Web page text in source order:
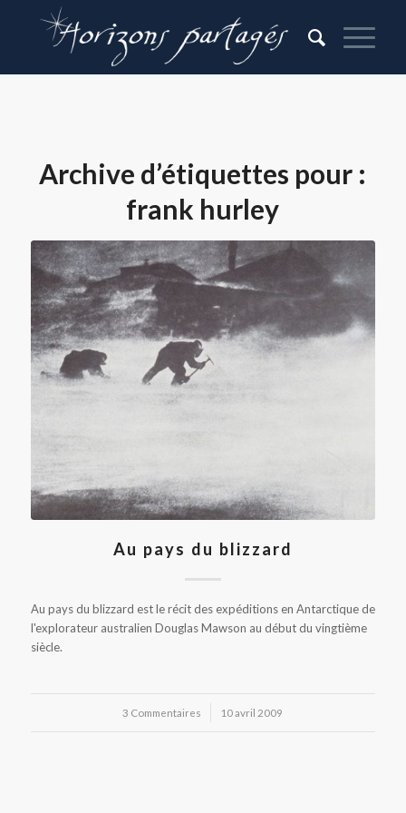
Archive d’étiquettes pour :
frank hurley
Au pays du blizzard
Au pays du blizzard est le récit des expéditions en Antarctique de
l'explorateur australien Douglas Mawson au début du vingtième
siècle.
3 Commentaires
/ 10 avril 2009